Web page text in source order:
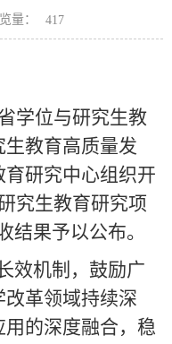
量： 417
学位与研究生教
教育高质量发
研究中心组织开
究生教育研究项
结果予以公布。
效机制，鼓励广
革领域持续深
的深度融合，稳